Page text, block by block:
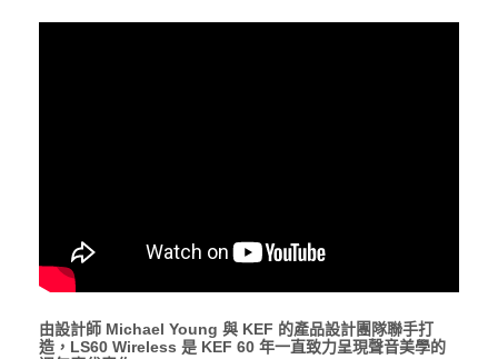
由設計師 Michael Young 與 KEF 的產品設計團隊聯手打
造，LS60 Wireless 是 KEF 60 年一直致力呈現聲音美學的